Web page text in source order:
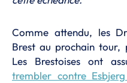
Comme attendu, les
Brest au prochain tour,
Les Brestoises ont
trembler contre